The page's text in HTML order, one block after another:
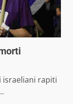
israeliani rapiti